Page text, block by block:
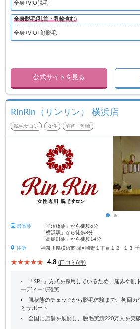
全身+VIO脱毛
全身脱毛(乳首・乳輪含む)
全身+VIO+顔脱毛
公式サイトを見る
RinRin（リンリン） 横浜店
脱毛サロン 女性 乳首・乳輪
最寄駅
「平沼橋駅」から徒歩6分
「横浜駅」から徒歩8分
「高島町駅」から徒歩14分
住所
神奈川県横浜市西区岡野１丁目１２−１３ 千
4.8 (口コミ6件)
「SPL」方式を採用しているため、痛みや肌
ーディーで確実
肌状態のチェックから脱毛体験まで、初回カ
とサポート
全国に店舗を展開し、脱毛実績220万人を突